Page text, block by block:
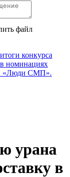
файл
конкурса
номинациях
«Люди СМП».
урана
в